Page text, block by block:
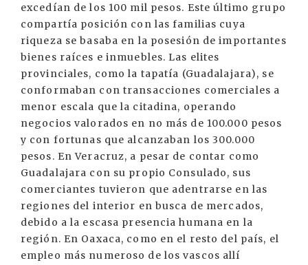
excedían de los 100 mil pesos. Este último grupo
compartía posición con las familias cuya
riqueza se basaba en la posesión de importantes
bienes raíces e inmuebles. Las elites
provinciales, como la tapatía (Guadalajara), se
conformaban con transacciones comerciales a
menor escala que la citadina, operando
negocios valorados en no más de 100.000 pesos
y con fortunas que alcanzaban los 300.000
pesos. En Veracruz, a pesar de contar como
Guadalajara con su propio Consulado, sus
comerciantes tuvieron que adentrarse en las
regiones del interior en busca de mercados,
debido a la escasa presencia humana en la
región. En Oaxaca, como en el resto del país, el
empleo más numeroso de los vascos allí